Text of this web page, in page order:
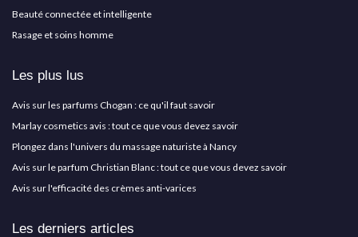
Beauté connectée et intelligente
Rasage et soins homme
Les plus lus
Avis sur les parfums Chogan : ce qu'il faut savoir
Marlay cosmetics avis : tout ce que vous devez savoir
Plongez dans l'univers du massage naturiste à Nancy
Avis sur le parfum Christian Blanc : tout ce que vous devez savoir
Avis sur l'efficacité des crèmes anti-varices
Les derniers articles